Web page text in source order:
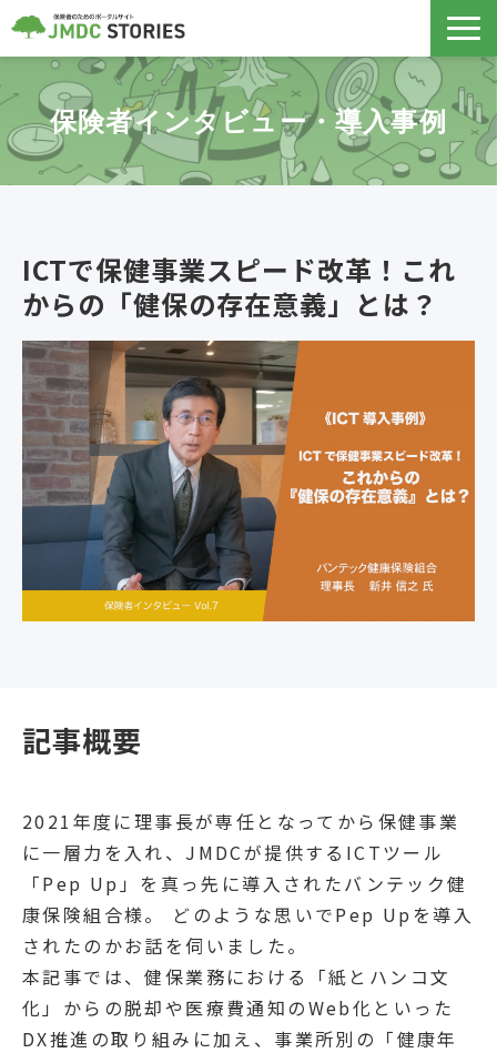
保険者支援サービス
データヘルス計画
ノウハウ記事
セミナー
コラボヘルス
保険者インタビュー・導入事例
ICTで保健事業スピード改革！これ
からの「健保の存在意義」とは？
記事概要
2021年度に理事長が専任となってから保健事業
に一層力を入れ、JMDCが提供するICTツール
「Pep Up」を真っ先に導入されたバンテック健
康保険組合様。 どのような思いでPep Upを導入
されたのかお話を伺いました。
本記事では、健保業務における「紙とハンコ文
化」からの脱却や医療費通知のWeb化といった
DX推進の取り組みに加え、事業所別の「健康年